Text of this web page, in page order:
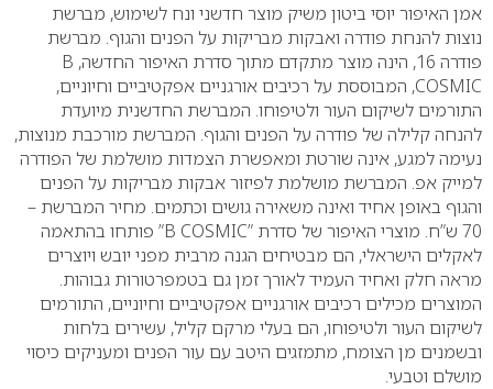
אמן האיפור יוסי ביטון משיק מוצר חדשני ונח לשימוש, מברשת
נוצות להנחת פודרה ואבקות מבריקות על הפנים והגוף. מברשת
פודרה 16, הינה מוצר מתקדם מתוך סדרת האיפור החדשה,
B
COSMIC, המבוססת על רכיבים אורגניים אפקטיביים וחיוניים,
התורמים לשיקום העור ולטיפוחו. המברשת החדשנית מיועדת
להנחה קלילה של פודרה על הפנים והגוף. המברשת מורכבת מנוצות,
נעימה למגע, אינה שורטת ומאפשרת הצמדות מושלמת של הפודרה
למייק אפ. המברשת מושלמת לפיזור אבקות מבריקות על הפנים
והגוף באופן אחיד ואינה משאירה גושים וכתמים. מחיר המברשת –
70 ש”ח.
מוצרי האיפור של סדרת B COSMIC”” פותחו בהתאמה
לאקלים הישראלי, הם מבטיחים הגנה מרבית מפני יובש ויוצרים
מראה חלק ואחיד העמיד לאורך זמן גם בטמפרטורות גבוהות.
המוצרים מכילים רכיבים אורגניים אפקטיביים וחיוניים, התורמים
לשיקום העור ולטיפוחו, הם בעלי מרקם קליל, עשירים בלחות
ובשמנים מן הצומח, מתמזגים היטב עם עור הפנים ומעניקים כיסוי
מושלם וטבעי.